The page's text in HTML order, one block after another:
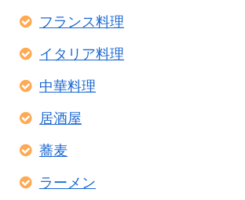
フランス料理
イタリア料理
中華料理
居酒屋
蕎麦
ラーメン